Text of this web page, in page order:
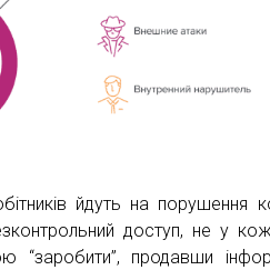
йдуть на порушення
доступ, не у
“заробити”, продавши